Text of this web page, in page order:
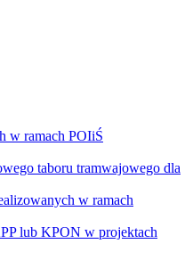
w ramach POIiŚ
taboru tramwajowego dla
w ramach
lub KPON w projektach